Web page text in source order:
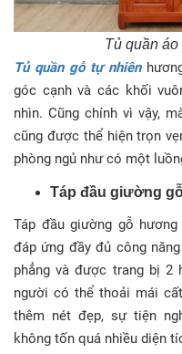
Tủ quần
Tủ quần gỗ tự nhiên
góc cạnh và các khối
nhìn. Cũng chính vì vậy,
cũng được thể hiện trọn
phòng ngủ như có một
Táp đầu giường
Táp đầu giường gỗ
đáp ứng đầy đủ công
phẳng và được trang bị
người có thể thoải mái
thêm nét đẹp, sự tiện
không tốn quá nhiều diện